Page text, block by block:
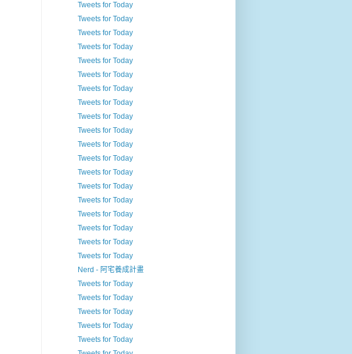
Tweets for Today
Tweets for Today
Tweets for Today
Tweets for Today
Tweets for Today
Tweets for Today
Tweets for Today
Tweets for Today
Tweets for Today
Tweets for Today
Tweets for Today
Tweets for Today
Tweets for Today
Tweets for Today
Tweets for Today
Tweets for Today
Tweets for Today
Tweets for Today
Tweets for Today
Nerd - 阿宅養成計畫
Tweets for Today
Tweets for Today
Tweets for Today
Tweets for Today
Tweets for Today